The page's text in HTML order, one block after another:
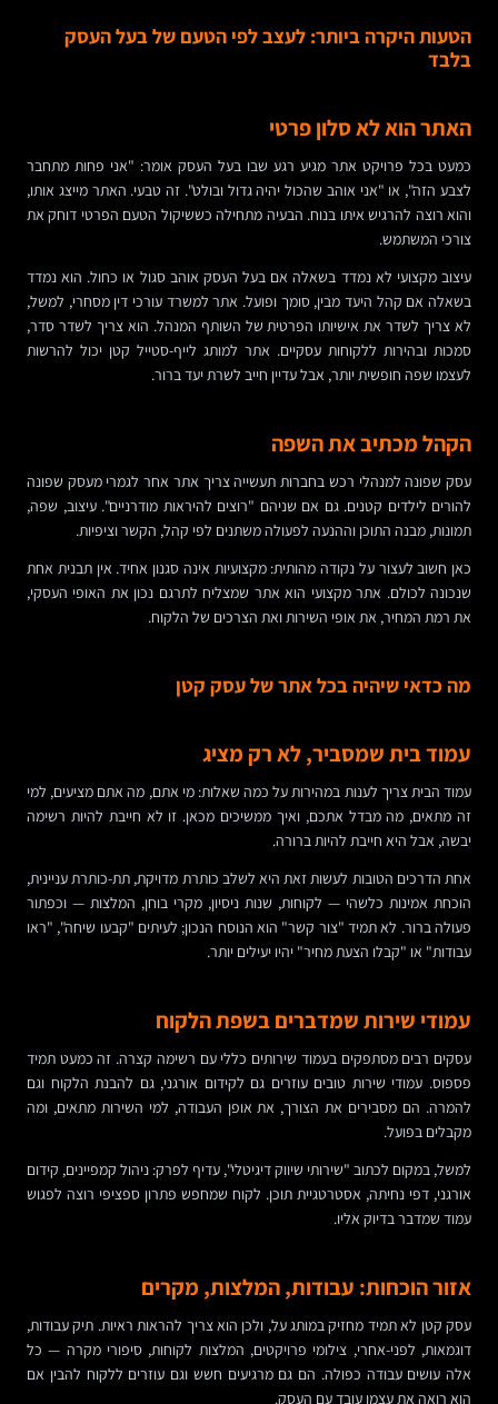
הטעות היקרה ביותר: לעצב לפי הטעם של בעל העסק
בלבד
האתר הוא לא סלון פרטי
כמעט בכל פרויקט אתר מגיע רגע שבו בעל העסק אומר: "אני פחות מתחבר
לצבע הזה", או "אני אוהב שהכול יהיה גדול ובולט". זה טבעי. האתר מייצג אותו,
והוא רוצה להרגיש איתו בנוח. הבעיה מתחילה כששיקול הטעם הפרטי דוחק את
צורכי המשתמש.
עיצוב מקצועי לא נמדד בשאלה אם בעל העסק אוהב סגול או כחול. הוא נמדד
בשאלה אם קהל היעד מבין, סומך ופועל. אתר למשרד עורכי דין מסחרי, למשל,
לא צריך לשדר את אישיותו הפרטית של השותף המנהל. הוא צריך לשדר סדר,
סמכות ובהירות ללקוחות עסקיים. אתר למותג לייף-סטייל קטן יכול להרשות
לעצמו שפה חופשית יותר, אבל עדיין חייב לשרת יעד ברור.
הקהל מכתיב את השפה
עסק שפונה למנהלי רכש בחברות תעשייה צריך אתר אחר לגמרי מעסק שפונה
להורים לילדים קטנים. גם אם שניהם "רוצים להיראות מודרניים". עיצוב, שפה,
תמונות, מבנה התוכן וההנעה לפעולה משתנים לפי קהל, הקשר וציפיות.
כאן חשוב לעצור על נקודה מהותית: מקצועיות אינה סגנון אחיד. אין תבנית אחת
שנכונה לכולם. אתר מקצועי הוא אתר שמצליח לתרגם נכון את האופי העסקי,
את רמת המחיר, את אופי השירות ואת הצרכים של הלקוח.
מה כדאי שיהיה בכל אתר של עסק קטן
עמוד בית שמסביר, לא רק מציג
עמוד הבית צריך לענות במהירות על כמה שאלות: מי אתם, מה אתם מציעים, למי
זה מתאים, מה מבדל אתכם, ואיך ממשיכים מכאן. זו לא חייבת להיות רשימה
יבשה, אבל היא חייבת להיות ברורה.
אחת הדרכים הטובות לעשות זאת היא לשלב כותרת מדויקת, תת-כותרת עניינית,
הוכחת אמינות כלשהי — לקוחות, שנות ניסיון, מקרי בוחן, המלצות — וכפתור
פעולה ברור. לא תמיד "צור קשר" הוא הנוסח הנכון; לעיתים "קבעו שיחה", "ראו
עבודות" או "קבלו הצעת מחיר" יהיו יעילים יותר.
עמודי שירות שמדברים בשפת הלקוח
עסקים רבים מסתפקים בעמוד שירותים כללי עם רשימה קצרה. זה כמעט תמיד
פספוס. עמודי שירות טובים עוזרים גם לקידום אורגני, גם להבנת הלקוח וגם
להמרה. הם מסבירים את הצורך, את אופן העבודה, למי השירות מתאים, ומה
מקבלים בפועל.
למשל, במקום לכתוב "שירותי שיווק דיגיטלי", עדיף לפרק: ניהול קמפיינים, קידום
אורגני, דפי נחיתה, אסטרטגיית תוכן. לקוח שמחפש פתרון ספציפי רוצה לפגוש
עמוד שמדבר בדיוק אליו.
אזור הוכחות: עבודות, המלצות, מקרים
עסק קטן לא תמיד מחזיק במותג על, ולכן הוא צריך להראות ראיות. תיק עבודות,
דוגמאות, לפני-אחרי, צילומי פרויקטים, המלצות לקוחות, סיפורי מקרה — כל
אלה עושים עבודה כפולה. הם גם מרגיעים חשש וגם עוזרים ללקוח להבין אם
הוא רואה את עצמו עובד עם העסק.